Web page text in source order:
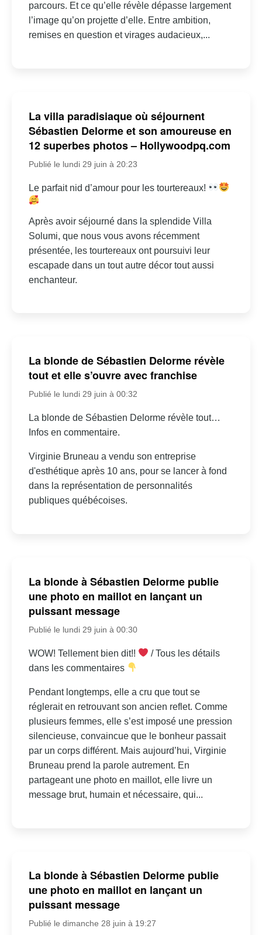
parcours. Et ce qu’elle révèle dépasse largement
l’image qu’on projette d’elle. Entre ambition,
remises en question et virages audacieux,...
La villa paradisiaque où séjournent
Sébastien Delorme et son amoureuse en
12 superbes photos – Hollywoodpq.com
Publié le lundi 29 juin à 20:23
Le parfait nid d’amour pour les tourtereaux!
Après avoir séjourné dans la splendide Villa
Solumi, que nous vous avons récemment
présentée, les tourtereaux ont poursuivi leur
escapade dans un tout autre décor tout aussi
enchanteur.
La blonde de Sébastien Delorme révèle
tout et elle s’ouvre avec franchise
Publié le lundi 29 juin à 00:32
La blonde de Sébastien Delorme révèle tout…
Infos en commentaire.
Virginie Bruneau a vendu son entreprise
d'esthétique après 10 ans, pour se lancer à fond
dans la représentation de personnalités
publiques québécoises.
La blonde à Sébastien Delorme publie
une photo en maillot en lançant un
puissant message
Publié le lundi 29 juin à 00:30
WOW! Tellement bien dit!!
/ Tous les détails
dans les commentaires
Pendant longtemps, elle a cru que tout se
réglerait en retrouvant son ancien reflet. Comme
plusieurs femmes, elle s’est imposé une pression
silencieuse, convaincue que le bonheur passait
par un corps différent. Mais aujourd’hui, Virginie
Bruneau prend la parole autrement. En
partageant une photo en maillot, elle livre un
message brut, humain et nécessaire, qui...
La blonde à Sébastien Delorme publie
une photo en maillot en lançant un
puissant message
Publié le dimanche 28 juin à 19:27